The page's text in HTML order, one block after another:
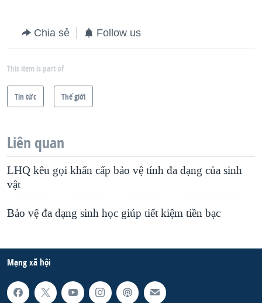
Chia sẻ Follow us
This item is part of
Tin tức Thế giới
Liên quan
LHQ kêu gọi khẩn cấp bảo vệ tính đa dạng của sinh
vật
Bảo vệ đa dạng sinh học giúp tiết kiệm tiền bạc
Mạng xã hội